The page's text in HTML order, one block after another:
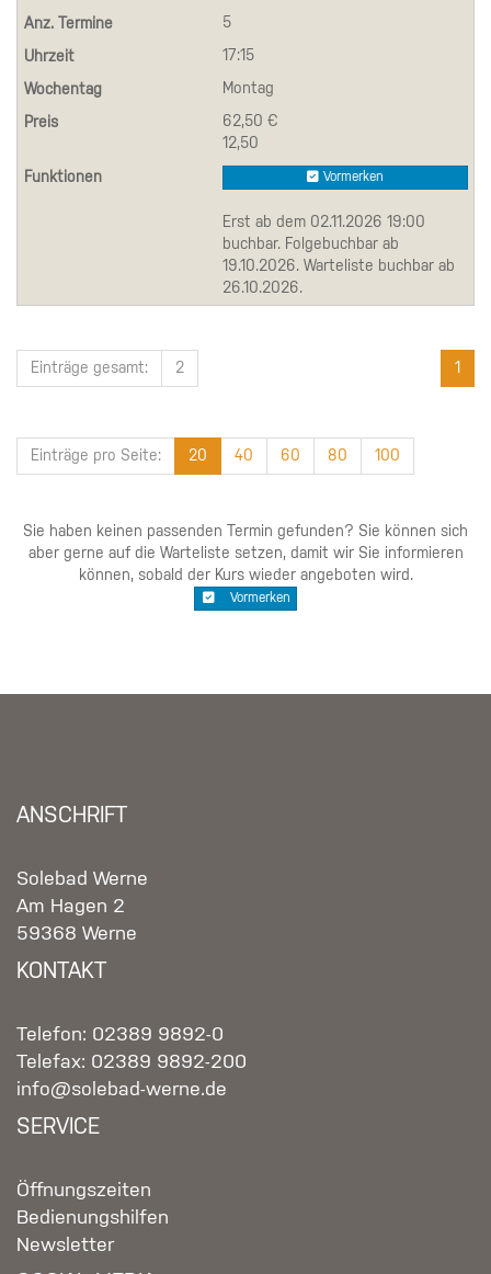
5
17:15
Montag
62,50 €
12,50
Vormerken
Erst ab dem 02.11.2026 19:00
buchbar. Folgebuchbar ab
19.10.2026. Warteliste buchbar ab
26.10.2026.
1
Einträge gesamt: 2
Einträge pro Seite: 20 40 60 80 100
Sie haben keinen passenden Termin gefunden? Sie können sich
aber gerne auf die Warteliste setzen, damit wir Sie informieren
können, sobald der Kurs wieder angeboten wird.
Vormerken
ANSCHRIFT
Solebad Werne
Am Hagen 2
59368 Werne
KONTAKT
Telefon: 02389 9892-0
Telefax: 02389 9892-200
info@solebad-werne.de
SERVICE
Öffnungszeiten
Bedienungshilfen
Newsletter